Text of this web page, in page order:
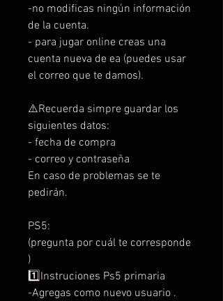
-no modificas ningún información
de la cuenta.
- para jugar online creas una
cuenta nueva de ea (puedes usar
el correo que te damos).
⚠️Recuerda simpre guardar los
siguientes datos:
- fecha de compra
- correo y contraseña
En caso de problemas se te
pedirán.
PS5:
(pregunta por cuál te corresponde
)
1️⃣Instruciones Ps5 primaria
-Agregas como nuevo usuario .